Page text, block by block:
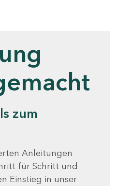
zum
Anleitungen
für Schritt und
Einstieg in unser